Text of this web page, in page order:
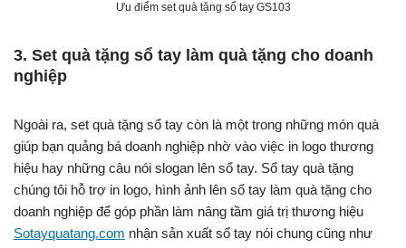
Ưu điểm set quà tặng sổ tay GS103
3. Set quà tặng sổ tay làm quà tặng cho doanh
nghiệp
Ngoài ra, set quà tặng sổ tay còn là một trong những món quà
giúp bạn quảng bá doanh nghiệp nhờ vào việc in logo thương
hiệu hay những câu nói slogan lên sổ tay. Sổ tay quà tặng
chúng tôi hỗ trợ in logo, hình ảnh lên sổ tay làm quà tặng cho
doanh nghiệp để góp phần làm nâng tầm giá trị thương hiệu
Sotayquatang.com nhận sản xuất sổ tay nói chung cũng như